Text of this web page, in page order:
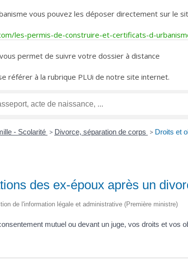
vous pouvez les déposer directement sur le
les-permis-de-construire-et-certificats-d-
permet de suivre votre dossier à distance
référer à la rubrique PLUi de notre site internet.
- Scolarité > Divorce, séparation de corps > Droits et
des ex-époux après un
de l'information légale et administrative (Première ministre)
mutuel ou devant un juge, vos droits et vos